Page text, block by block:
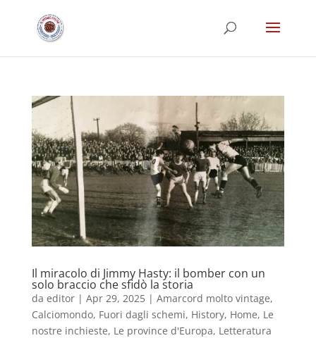
Il miracolo di Jimmy Hasty: il bomber con un
solo braccio che sfidò la storia
da editor| Apr 29, 2025| Amarcord molto vintage,
Calciomondo, Fuori dagli schemi, History, Home, Le
nostre inchieste, Le province d'Europa, Letteratura